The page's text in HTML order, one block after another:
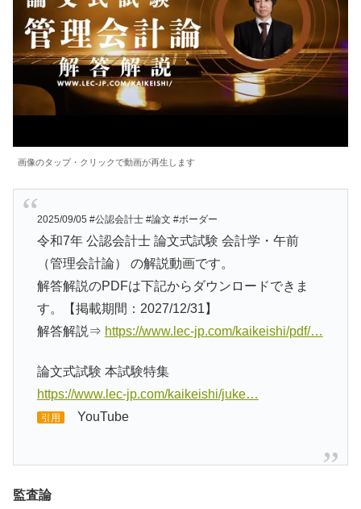
画像のタップ・クリックで動画が再生します
2025/09/05 #公認会計士 #論文 #ボーダー
令和7年 公認会計士 論文式試験 会計学・午前
（管理会計論） の解説動画です。
解答解説のPDFは下記からダウンロードできま
す。【掲載期間：2027/12/31】
解答解説⇒ https://www.lec-jp.com/kaikeishi/pdf/…
論文式試験 本試験特集
https://www.lec-jp.com/kaikeishi/juke…
引用 YouTube
監査論